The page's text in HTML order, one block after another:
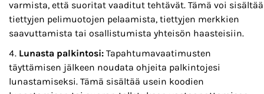
varmista, että suoritat vaaditut tehtävät. Tämä voi sisältää
tiettyjen pelimuotojen pelaamista, tiettyjen merkkien
saavuttamista tai osallistumista yhteisön haasteisiin.
Lunasta palkintosi: Tapahtumavaatimusten
täyttämisen jälkeen noudata ohjeita palkintojesi
lunastamiseksi. Tämä sisältää usein koodien